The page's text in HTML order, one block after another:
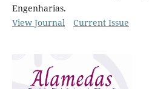
Engenharias.
View Journal
Current Issue